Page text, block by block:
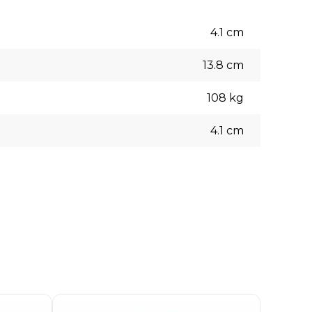
4.1 cm
13.8 cm
108 kg
4.1 cm